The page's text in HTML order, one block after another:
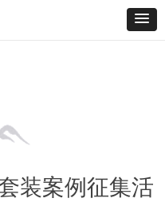
装案例征集活